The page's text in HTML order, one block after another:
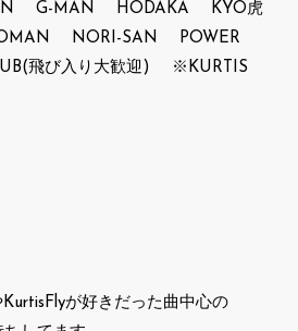
G-MAN HODAKA KYO虎
NORI-SAN POWER
飛び入り大歓迎) ※KURTIS
が好きだった曲中心の